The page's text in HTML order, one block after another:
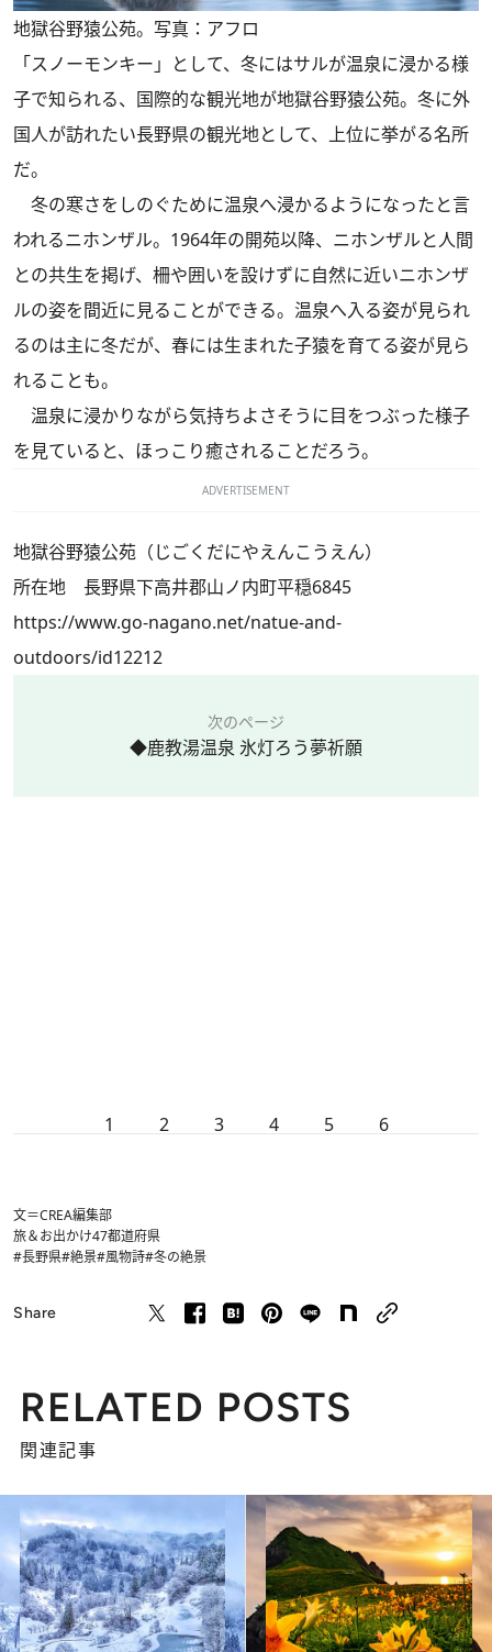
地獄谷野猿公苑。写真：アフロ
「スノーモンキー」として、冬にはサルが温泉に浸かる様
子で知られる、国際的な観光地が地獄谷野猿公苑。冬に外
国人が訪れたい長野県の観光地として、上位に挙がる名所
だ。
冬の寒さをしのぐために温泉へ浸かるようになったと言
われるニホンザル。1964年の開苑以降、ニホンザルと人間
との共生を掲げ、柵や囲いを設けずに自然に近いニホンザ
ルの姿を間近に見ることができる。温泉へ入る姿が見られ
るのは主に冬だが、春には生まれた子猿を育てる姿が見ら
れることも。
温泉に浸かりながら気持ちよさそうに目をつぶった様子
を見ていると、ほっこり癒されることだろう。
ADVERTISEMENT
地獄谷野猿公苑（じごくだにやえんこうえん）
所在地 長野県下高井郡山ノ内町平穏6845
https://www.go-nagano.net/natue-and-
outdoors/id12212
次のページ
◆鹿教湯温泉 氷灯ろう夢祈願
1 2 3 4 5 6
文＝CREA編集部
旅＆お出かけ47都道府県
#長野県#絶景#風物詩#冬の絶景
Share
RELATED POSTS
関連記事